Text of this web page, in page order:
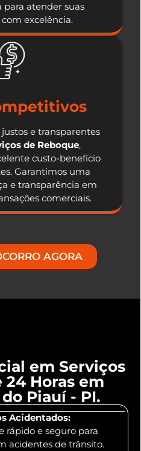
atender suas
excelência.
e transparentes
de Reboque,
custo-benefício
Garantimos uma
e transparência em
comerciais.
AGORA
em Serviços
24 Horas em
Piauí - PI.
Acidentados:
rápido e seguro para
acidentes de trânsito.